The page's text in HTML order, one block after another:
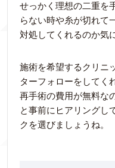
せっかく理想の二重を
らない時や糸が切れて
対処してくれるのか気
施術を希望するクリニ
ターフォローをしてく
再手術の費用が無料な
と事前にヒアリングし
クを選びましょうね。